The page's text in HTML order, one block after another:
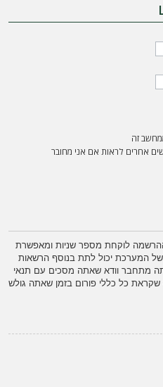
זה
אחרים לראות אם אני מחובר
לוקחת מספר שניות ומאפשרת
של המערכת יכול לתת בנוסף הרשאות
מתחבר וודא שאתה מסכים עם תנאי
שקראת כל כללי פורום בזמן שאתה גולש